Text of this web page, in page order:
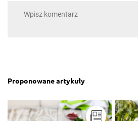
Proponowane artykuły